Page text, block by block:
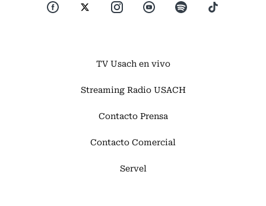
TV Usach en vivo
Streaming Radio USACH
Contacto Prensa
Contacto Comercial
Servel